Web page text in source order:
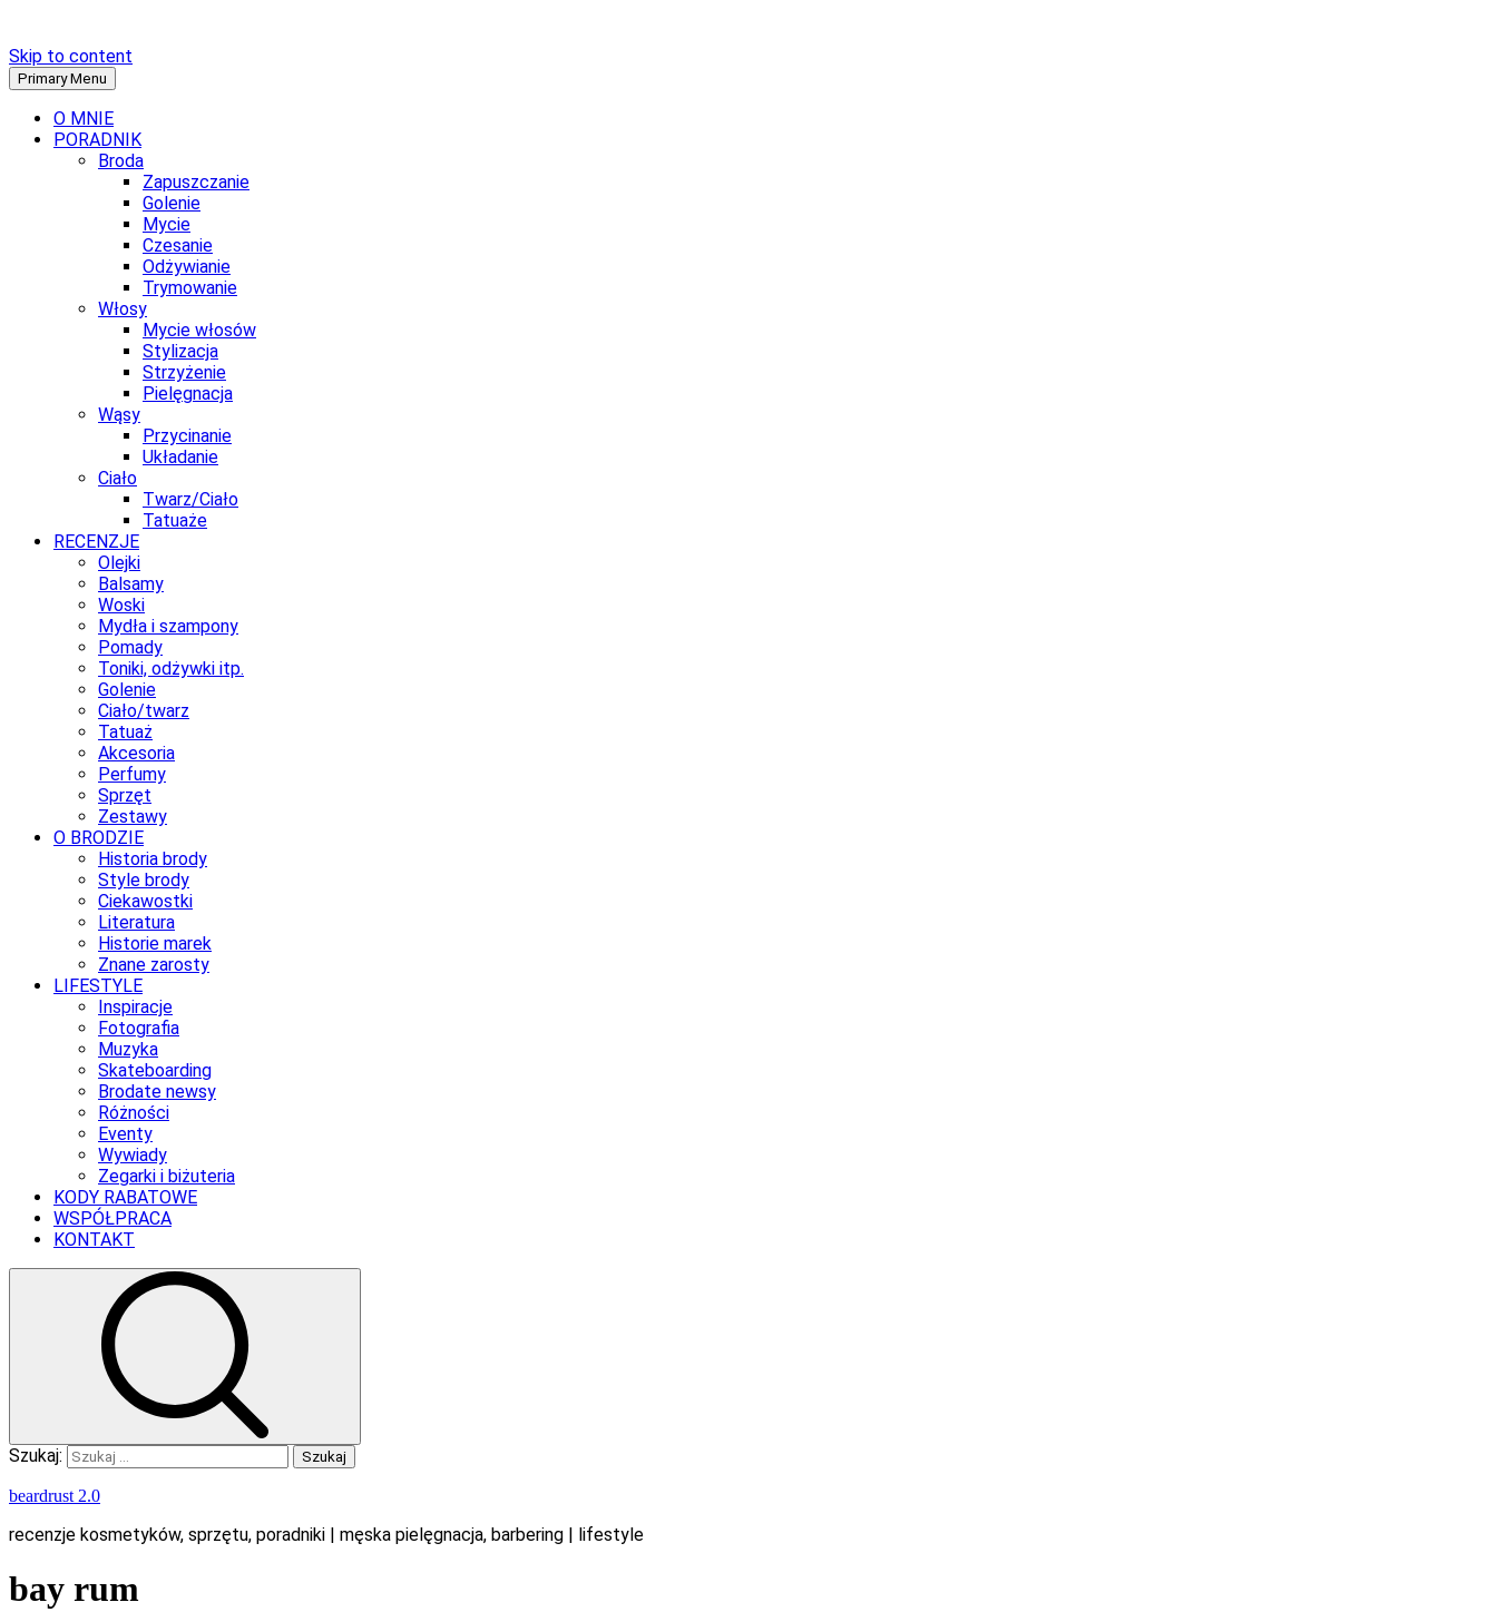
Skip to content
Primary Menu
O MNIE
PORADNIK
Broda
Zapuszczanie
Golenie
Mycie
Czesanie
Odżywianie
Trymowanie
Włosy
Mycie włosów
Stylizacja
Strzyżenie
Pielęgnacja
Wąsy
Przycinanie
Układanie
Ciało
Twarz/Ciało
Tatuaże
RECENZJE
Olejki
Balsamy
Woski
Mydła i szampony
Pomady
Toniki, odżywki itp.
Golenie
Ciało/twarz
Tatuaż
Akcesoria
Perfumy
Sprzęt
Zestawy
O BRODZIE
Historia brody
Style brody
Ciekawostki
Literatura
Historie marek
Znane zarosty
LIFESTYLE
Inspiracje
Fotografia
Muzyka
Skateboarding
Brodate newsy
Różności
Eventy
Wywiady
Zegarki i biżuteria
KODY RABATOWE
WSPÓŁPRACA
KONTAKT
Szukaj:
beardrust 2.0
recenzje kosmetyków, sprzętu, poradniki | męska pielęgnacja, barbering | lifestyle
bay rum